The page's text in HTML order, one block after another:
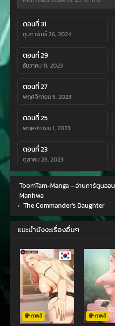
ตอนที่ 31
กุมภาพันธ์ 26, 2024
ตอนที่ 29
ธันวาคม 11, 2023
ตอนที่ 27
พฤศจิกายน 5, 2023
ตอนที่ 25
พฤศจิกายน 1, 2023
ตอนที่ 23
ตุลาคม 28, 2023
ตอนที่ 21
ตุลาคม 21, 2023
ตุลาคม 21, 2023
ตุลาคม 21, 2023
ตอนที่ 15
ตุลาคม 21, 2023
ตอนที่ 13
ตุลาคม 21, 2023
ToomTam-Manga – อ่านการ์ตูนออ
Manhwa
› The Commander’s Daughter
แนะนำมังงะเรื่องอื่นๆ
ภาพสี ภาพสี